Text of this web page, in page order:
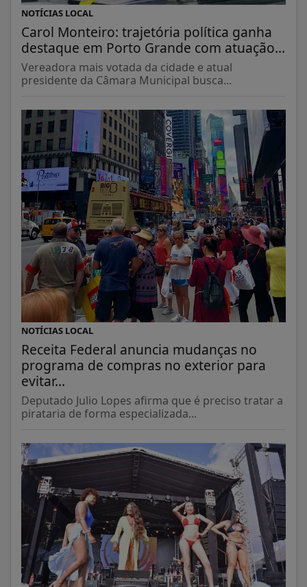
NOTÍCIAS LOCAL
Carol Monteiro: trajetória política ganha
destaque em Porto Grande com atuação...
Vereadora mais votada da cidade e atual
presidente da Câmara Municipal busca...
NOTÍCIAS LOCAL
Receita Federal anuncia mudanças no
programa de compras no exterior para
evitar...
Deputado Julio Lopes afirma que é preciso tratar a
pirataria de forma especializada...